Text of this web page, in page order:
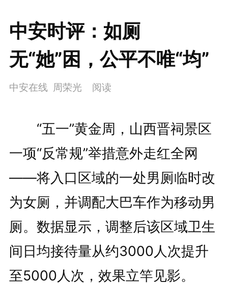
中安时评：如厕
无“她”困，公平不唯“均”
中安在线 周荣光 阅读
“五一”黄金周，山西晋祠景区
一项“反常规”举措意外走红全网
——将入口区域的一处男厕临时改
为女厕，并调配大巴车作为移动男
厕。数据显示，调整后该区域卫生
间日均接待量从约3000人次提升
至5000人次，效果立竿见影。